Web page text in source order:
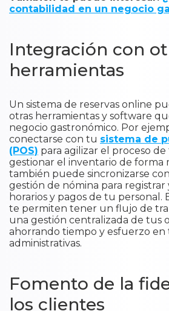
contabilidad en un negocio
Integración con
herramientas
Un sistema de reservas online
otras herramientas y software
negocio gastronómico. Por
conectarse con tu sistema de
(POS) para agilizar el proceso
gestionar el inventario de forma
también puede sincronizarse
gestión de nómina para registrar
horarios y pagos de tu personal.
te permiten tener un flujo de
una gestión centralizada de tus
ahorrando tiempo y esfuerzo en
administrativas.
Fomento de la
los clientes